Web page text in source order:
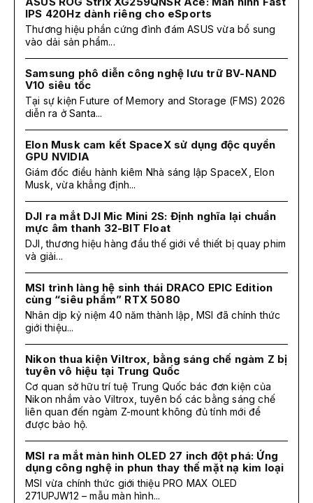
IPS 420Hz dành riêng cho eSports
Thương hiệu phần cứng đình đám ASUS vừa bổ sung
vào dải sản phẩm...
Samsung phô diễn công nghệ lưu trữ BV-NAND
V10 siêu tốc
Tại sự kiện Future of Memory and Storage (FMS) 2026
diễn ra ở Santa...
Elon Musk cam kết SpaceX sử dụng độc quyền
GPU NVIDIA
Giám đốc điều hành kiêm Nhà sáng lập SpaceX, Elon
Musk, vừa khẳng định...
DJI ra mắt DJI Mic Mini 2S: Định nghĩa lại chuẩn
mực âm thanh 32-BIT Float
DJI, thương hiệu hàng đầu thế giới về thiết bị quay phim
và giải...
MSI trình làng hệ sinh thái DRACO EPIC Edition
cùng “siêu phẩm” RTX 5080
Nhân dịp kỷ niệm 40 năm thành lập, MSI đã chính thức
giới thiệu...
Nikon thua kiện Viltrox, bằng sáng chế ngàm Z bị
tuyên vô hiệu tại Trung Quốc
Cơ quan sở hữu trí tuệ Trung Quốc bác đơn kiện của
Nikon nhắm vào Viltrox, tuyên bố các bằng sáng chế
liên quan đến ngàm Z-mount không đủ tính mới để
được bảo hộ.
MSI ra mắt màn hình OLED 27 inch đột phá: Ứng
dụng công nghệ in phun thay thế mặt nạ kim loại
MSI vừa chính thức giới thiệu PRO MAX OLED
271UPJW12 – mẫu màn hình...